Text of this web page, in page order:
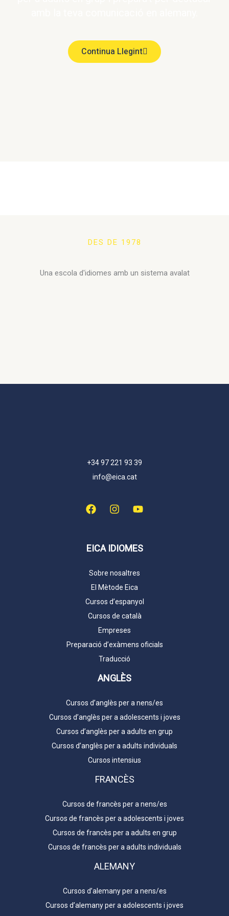
Continua Llegint
DES DE 1978
Una escola d'idiomes amb un sistema avalat
+34 97 221 93 39
info@eica.cat
EICA IDIOMES
Sobre nosaltres
El Mètode Eica
Cursos d’espanyol
Cursos de català
Empreses
Preparació d’exàmens oficials
Traducció
ANGLÈS
Cursos d’anglès per a nens/es
Cursos d’anglès per a adolescents i joves
Cursos d’anglès per a adults en grup
Cursos d’anglès per a adults individuals
Cursos intensius
FRANCÈS
Cursos de francès per a nens/es
Cursos de francès per a adolescents i joves
Cursos de francès per a adults en grup
Cursos de francès per a adults individuals
ALEMANY
Cursos d’alemany per a nens/es
Cursos d’alemany per a adolescents i joves